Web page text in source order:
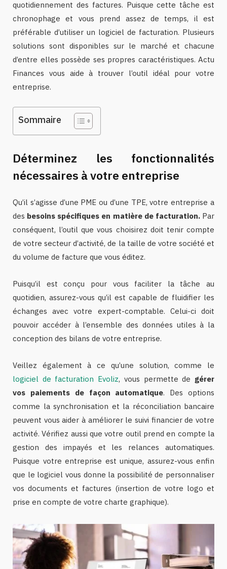
quotidiennement des factures. Puisque cette tâche est
chronophage et vous prend assez de temps, il est
préférable d’utiliser un logiciel de facturation. Plusieurs
solutions sont disponibles sur le marché et chacune
d’entre elles possède ses propres caractéristiques. Actu
Finances vous aide à trouver l’outil idéal pour votre
entreprise.
Sommaire
Déterminez les fonctionnalités
nécessaires à votre entreprise
Qu’il s’agisse d’une PME ou d’une TPE, votre entreprise a
des besoins spécifiques en matière de facturation.Par
conséquent, l’outil que vous choisirez doit tenir compte
de votre secteur d’activité, de la taille de votre société et
du volume de facture que vous éditez.
Puisqu’il est conçu pour vous faciliter la tâche au
quotidien, assurez-vous qu’il est capable de fluidifier les
échanges avec votre expert-comptable. Celui-ci doit
pouvoir accéder à l’ensemble des données utiles à la
conception des bilans de votre entreprise.
Veillez également à ce qu’une solution, comme le
logiciel de facturation Evoliz, vous permette de gérer
vos paiements de façon automatique. Des options
comme la synchronisation et la réconciliation bancaire
peuvent vous aider à améliorer le suivi financier de votre
activité. Vérifiez aussi que votre outil prend en compte la
gestion des impayés et les relances automatiques.
Puisque votre entreprise est unique, assurez-vous enfin
que le logiciel vous donne la possibilité de personnaliser
vos documents et factures (insertion de votre logo et
prise en compte de votre charte graphique).